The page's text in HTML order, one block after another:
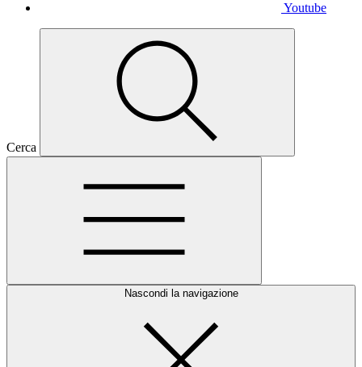
Youtube
Cerca
Nascondi la navigazione